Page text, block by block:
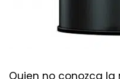
Quien no conozca